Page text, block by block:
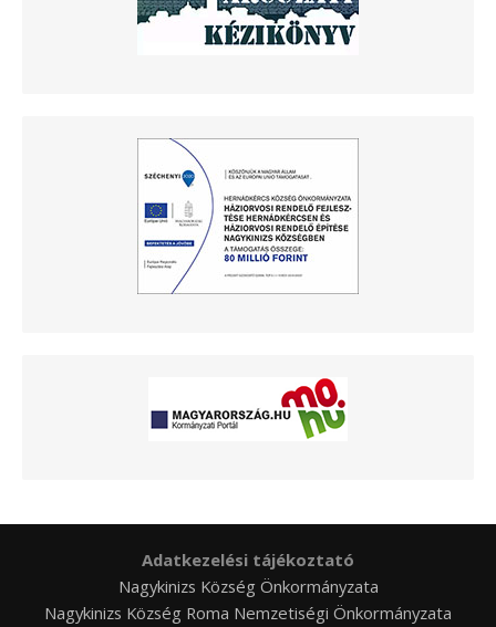
Adatkezelési tájékoztató
Nagykinizs Község Önkormányzata
Nagykinizs Község Roma Nemzetiségi Önkormányzata